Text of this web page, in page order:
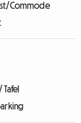
Commode
Tafel